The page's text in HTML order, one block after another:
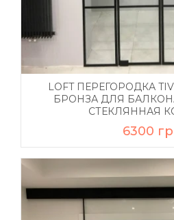
LOFT ПЕРЕГОРОДКА
БРОНЗА ДЛЯ
СТЕКЛЯННАЯ
6300